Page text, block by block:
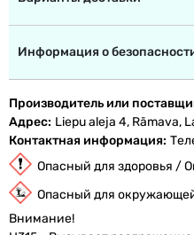
Информация о
Производитель или
Адрес Liepu aleja 4, Rāmava,
Контактная информация
Опасный для здоровья /
Опасный для
Внимание!